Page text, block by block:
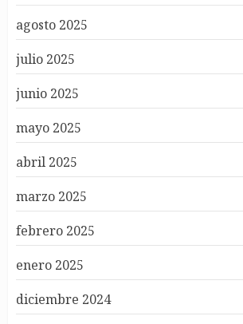
agosto 2025
julio 2025
junio 2025
mayo 2025
abril 2025
marzo 2025
febrero 2025
enero 2025
diciembre 2024